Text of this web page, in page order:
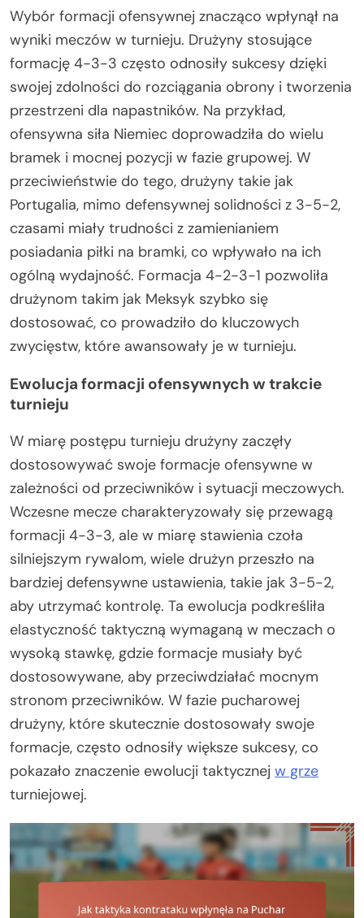
Wybór formacji ofensywnej znacząco wpłynął na
wyniki meczów w turnieju. Drużyny stosujące
formację 4-3-3 często odnosiły sukcesy dzięki
swojej zdolności do rozciągania obrony i tworzenia
przestrzeni dla napastników. Na przykład,
ofensywna siła Niemiec doprowadziła do wielu
bramek i mocnej pozycji w fazie grupowej. W
przeciwieństwie do tego, drużyny takie jak
Portugalia, mimo defensywnej solidności z 3-5-2,
czasami miały trudności z zamienianiem
posiadania piłki na bramki, co wpływało na ich
ogólną wydajność. Formacja 4-2-3-1 pozwoliła
drużynom takim jak Meksyk szybko się
dostosować, co prowadziło do kluczowych
zwycięstw, które awansowały je w turnieju.
Ewolucja formacji ofensywnych w trakcie
turnieju
W miarę postępu turnieju drużyny zaczęły
dostosowywać swoje formacje ofensywne w
zależności od przeciwników i sytuacji meczowych.
Wczesne mecze charakteryzowały się przewagą
formacji 4-3-3, ale w miarę stawienia czoła
silniejszym rywalom, wiele drużyn przeszło na
bardziej defensywne ustawienia, takie jak 3-5-2,
aby utrzymać kontrolę. Ta ewolucja podkreśliła
elastyczność taktyczną wymaganą w meczach o
wysoką stawkę, gdzie formacje musiały być
dostosowywane, aby przeciwdziałać mocnym
stronom przeciwników. W fazie pucharowej
drużyny, które skutecznie dostosowały swoje
formacje, często odnosiły większe sukcesy, co
pokazało znaczenie ewolucji taktycznej w grze
turniejowej.